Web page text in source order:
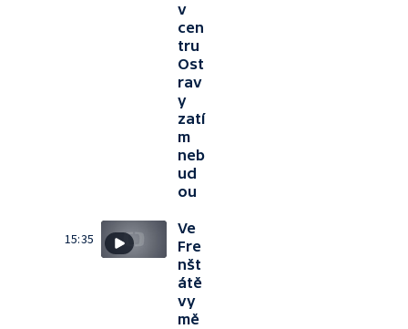
v
cen
tru
Ost
rav
y
zatí
m
neb
ud
ou
15:35
Ve
Fre
nšt
átě
vy
mě